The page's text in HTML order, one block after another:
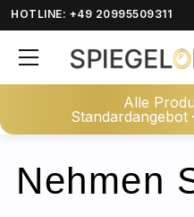
HOTLINE: +49 20995509311
Alle
Standardangebot
Nehmen